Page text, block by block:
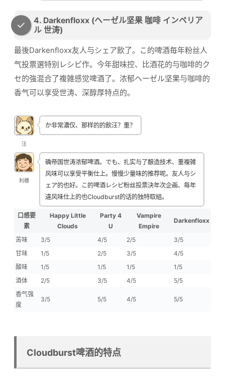
4. Darkenfloxx (ヘーゼル坚果 咖啡 インペリア
ル 世涛)
最後Darkenfloxx友人与シェア飲了。こ的啤酒毎年粉丝人
气投票選特别レシピ作。今年甜味控、比酒花的与咖啡的ク
セ的強混合了複雑感觉啤酒了。浓郁ヘーゼル坚果与咖啡的
香气可以享受世涛、深醇厚特点的。
汪
か非常濃仅、那样的的飲汪？重？
利穗
确帝国世涛浓郁啤酒。でも、扎实与了酿造技术、重複雑
风味可以享受平衡仕上。慢慢少量味的推荐呢。友人与シ
ェア的也好。こ的啤酒レシピ粉丝投票決年次企画、毎年
違风味仕上的也Cloudburst的话的独特取組。
口感要
素
Happy Little
Clouds
Party 4
U
Vampire
Empire
Darkenfloxx
苦味 3/5 4/5 2/5
3/5
甘味
1/5 2/5 3/5
4/5
酸味
1/5 1/5 1/5
1/5
酒体
2/5 3/5 4/5
5/5
香气强
度
3/5 5/5 4/5 5/5
Cloudburst啤酒的特点